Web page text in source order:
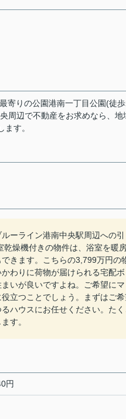
寄りの公園港南一丁目公園(徒
周辺で不動産をお求めなら、地
す。
ーライン港南中央駅周辺への
燥機付きの物件は、浴室を暖
きます。こちらの3,799万円の
わりに荷物が届けられる宅配
いが良いですよね。ご希望に
立つことでしょう。まずはご
ハウスにお任せください。た
す。
円